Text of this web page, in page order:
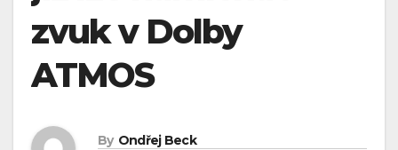
zvuk v Dolby
ATMOS
By Ondřej Beck